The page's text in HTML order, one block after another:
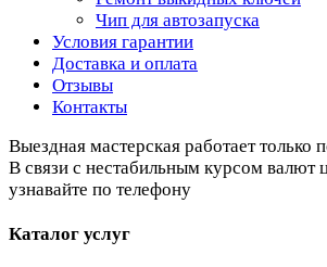
Чип для автозапуска
Условия гарантии
Доставка и оплата
Отзывы
Контакты
Выездная мастерская работает только
В связи с нестабильным курсом валют
узнавайте по телефону
Каталог услуг